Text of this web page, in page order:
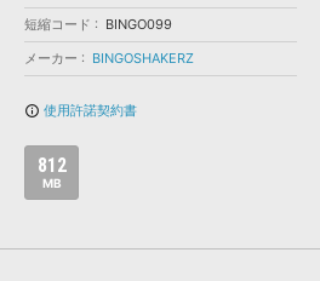
SLS
短縮コード
BINGO099
メーカー
BINGOSHAKERZ
info_outline 使用許諾契約書
812
MB